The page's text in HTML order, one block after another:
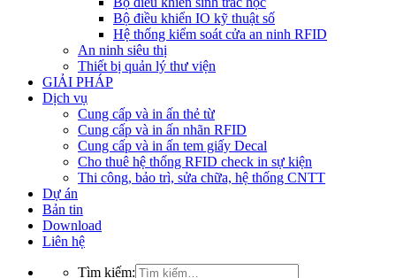
Bộ điều khiển IO kỹ thuật số
Hệ thống kiểm soát cửa an ninh RFID
An ninh siêu thị
Thiết bị quản lý thư viện
GIẢI PHÁP
Dịch vụ
Cung cấp và in ấn thẻ từ
Cung cấp và in ấn nhãn RFID
Cung cấp và in ấn tem giấy Decal
Cho thuê hệ thống RFID check in sự kiện
Thi công, bảo trì, sửa chữa, hệ thống CNTT
Dự án
Bản tin
Download
Liên hệ
Tìm kiếm: